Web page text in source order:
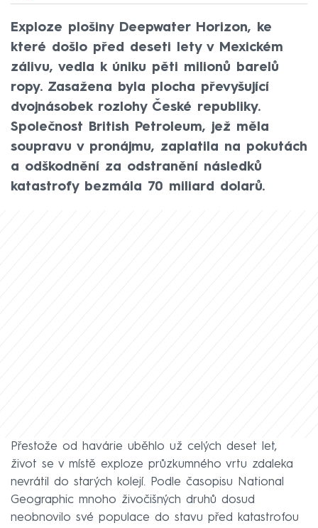
Exploze plošiny Deepwater Horizon, ke
které došlo před deseti lety v Mexickém
zálivu, vedla k úniku pěti milionů barelů
ropy. Zasažena byla plocha převyšující
dvojnásobek rozlohy České republiky.
Společnost British Petroleum, jež měla
soupravu v pronájmu, zaplatila na pokutách
a odškodnění za odstranění následků
katastrofy bezmála 70 miliard dolarů.
Přestože od havárie uběhlo už celých deset let,
život se v místě exploze průzkumného vrtu zdaleka
nevrátil do starých kolejí. Podle časopisu National
Geographic mnoho živočišných druhů dosud
neobnovilo své populace do stavu před katastrofou